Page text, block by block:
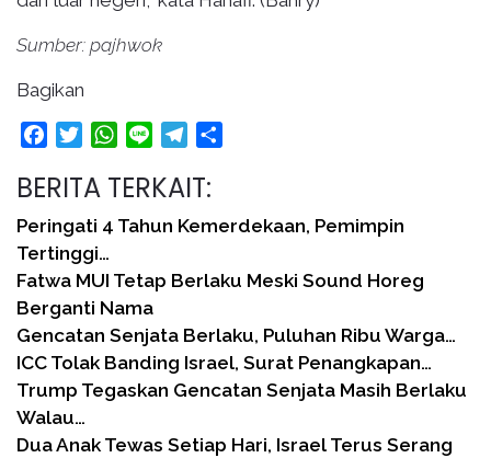
Sumber: pajhwok
Bagikan
FacebookTwitterWhatsApp
Line Telegram
BERITA TERKAIT:
Peringati 4 Tahun Kemerdekaan, Pemimpin
Tertinggi…
Fatwa MUI Tetap Berlaku Meski Sound Horeg
Berganti Nama
Gencatan Senjata Berlaku, Puluhan Ribu Warga…
ICC Tolak Banding Israel, Surat Penangkapan…
Trump Tegaskan Gencatan Senjata Masih Berlaku
Walau…
Dua Anak Tewas Setiap Hari, Israel Terus Serang